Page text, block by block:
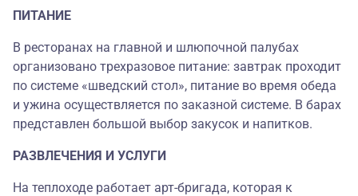
ПИТАНИЕ
В ресторанах на главной и шлюпочной палубах
организовано трехразовое питание: завтрак проходит
по системе «шведский стол», питание во время обеда
и ужина осуществляется по заказной системе. В барах
представлен большой выбор закусок и напитков.
РАЗВЛЕЧЕНИЯ И УСЛУГИ
На теплоходе работает арт-бригада, которая к